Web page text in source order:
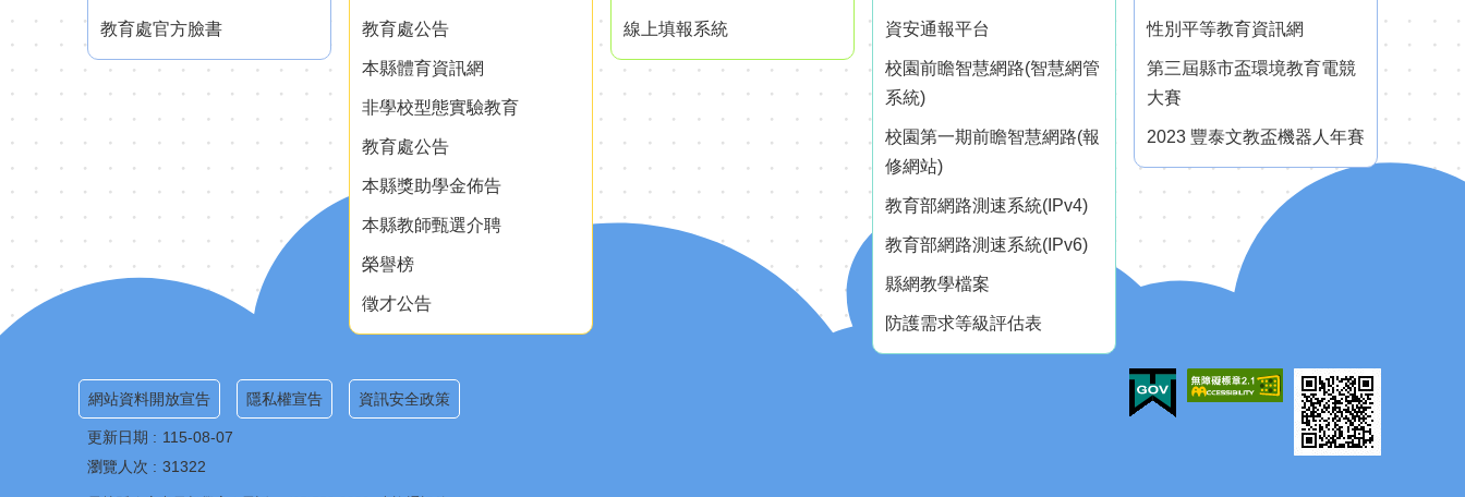
教育處官方臉書 教育處公告
本縣體育資訊網
非學校型態實驗教育
教育處公告
本縣獎助學金佈告
本縣教師甄選介聘
榮譽榜
徵才公告
線上填報系統 資安通報平台
校園前瞻智慧網路(智慧網管
系統)
校園第一期前瞻智慧網路(報
修網站)
教育部網路測速系統(IPv4)
教育部網路測速系統(IPv6)
縣網教學檔案
防護需求等級評估表
性別平等教育資訊網
第三屆縣市盃環境教育電競
大賽
2023 豐泰文教盃機器人年賽
網站資料開放宣告 隱私權宣告 資訊安全政策
更新日期
115-08-07
瀏覽人次
31322